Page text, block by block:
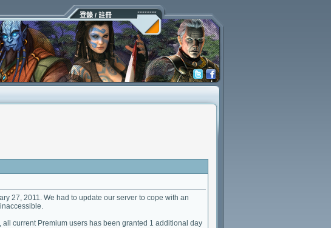
登錄 / 註冊
27, 2011. We had to update our server to cope with an
current Premium users has been granted 1 additional day